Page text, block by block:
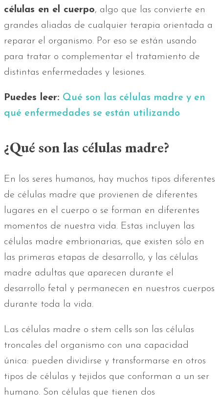
células en el cuerpo, algo que las convierte en
grandes aliadas de cualquier terapia orientada a
reparar el organismo. Por eso se están usando
para tratar o complementar el tratamiento de
distintas enfermedades y lesiones.
Puedes leer: Qué son las células madre y en
qué enfermedades se están utilizando
¿Qué son las células madre?
En los seres humanos, hay muchos tipos diferentes
de células madre que provienen de diferentes
lugares en el cuerpo o se forman en diferentes
momentos de nuestra vida. Estas incluyen las
células madre embrionarias, que existen sólo en
las primeras etapas de desarrollo, y las células
madre adultas que aparecen durante el
desarrollo fetal y permanecen en nuestros cuerpos
durante toda la vida.
Las células madre o stem cells son las células
troncales del organismo con una capacidad
única: pueden dividirse y transformarse en otros
tipos de células y tejidos que conforman a un ser
humano. Son células que tienen dos